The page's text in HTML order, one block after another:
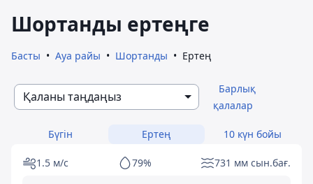
Шортанды ертеңге
Басты Ауа райы Шортанды Ертең
Қаланы таңдаңыз
Барлық
қалалар
Бүгін Ертең 10 күн бойы
1.5 м/с 79% 731 мм сын.бағ.